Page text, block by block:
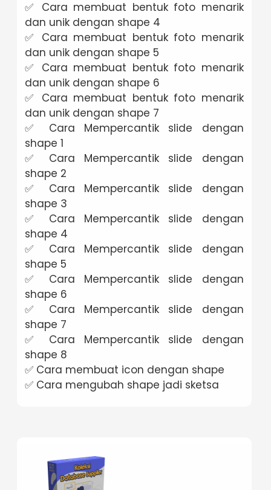
✅ Cara membuat bentuk foto menarik
dan unik dengan shape 4
✅ Cara membuat bentuk foto menarik
dan unik dengan shape 5
✅ Cara membuat bentuk foto menarik
dan unik dengan shape 6
✅ Cara membuat bentuk foto menarik
dan unik dengan shape 7
✅ Cara Mempercantik slide dengan
shape 1
✅ Cara Mempercantik slide dengan
shape 2
✅ Cara Mempercantik slide dengan
shape 3
✅ Cara Mempercantik slide dengan
shape 4
✅ Cara Mempercantik slide dengan
shape 5
✅ Cara Mempercantik slide dengan
shape 6
✅ Cara Mempercantik slide dengan
shape 7
✅ Cara Mempercantik slide dengan
shape 8
✅ Cara membuat icon dengan shape
✅ Cara mengubah shape jadi sketsa